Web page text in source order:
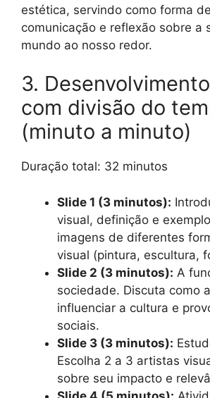
estética, servindo como forma
comunicação e reflexão sobre a
mundo ao nosso redor.
3.
com divisão do
(minuto a minuto)
Duração total: 32 minutos
Slide 1 (3 minutos):
visual, definição e
imagens de diferentes
visual (pintura, escultura,
Slide 2 (3 minutos): A
sociedade. Discuta como
influenciar a cultura e
sociais.
Slide 3 (3 minutos):
Escolha 2 a 3 artistas
sobre seu impacto e